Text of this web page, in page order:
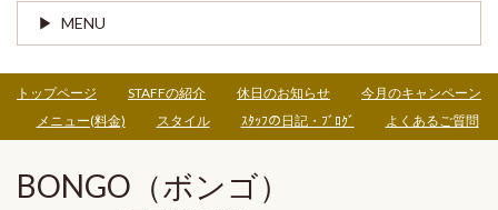
MENU
トップページ STAFFの紹介 休日のお知らせ
今月のキャンペーン
メニュー(料金)
スタイル ｽﾀｯﾌの日記・ﾌﾞﾛｸﾞ よくあるご質問
BONGO（ボンゴ）